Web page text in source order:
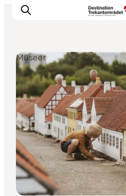
LEGOLAND® Billund
Byer
Det sker
Overnatning
Planlæg din rejse
Køb
Museer